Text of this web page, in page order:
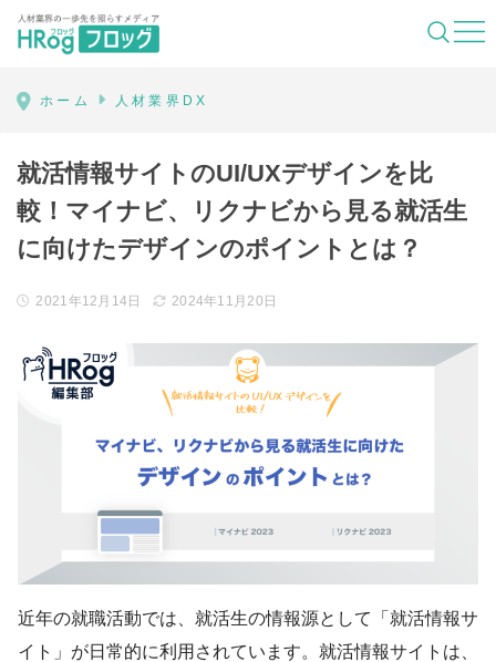
HRog | 人材業界の一歩先を照らすメディ
ホーム 人材業界DX
就活情報サイトのUI/UXデザインを比
較！マイナビ、リクナビから見る就活生
に向けたデザインのポイントとは？
2021年12月14日 2024年11月20日
近年の就職活動では、就活生の情報源として「就活情報サ
イト」が日常的に利用されています。就活情報サイトは、